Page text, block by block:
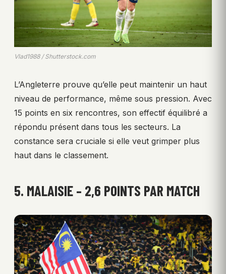
Vlad1988 / Shutterstock.com
L’Angleterre prouve qu’elle peut maintenir un haut
niveau de performance, même sous pression. Avec
15 points en six rencontres, son effectif équilibré a
répondu présent dans tous les secteurs. La
constance sera cruciale si elle veut grimper plus
haut dans le classement.
5. MALAISIE – 2,6 POINTS PAR MATCH